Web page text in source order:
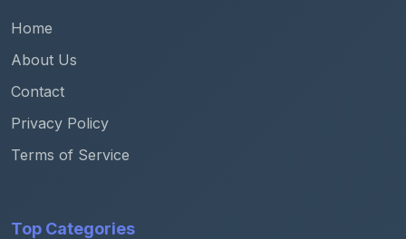
Home
About Us
Contact
Privacy Policy
Terms of Service
Top Categories